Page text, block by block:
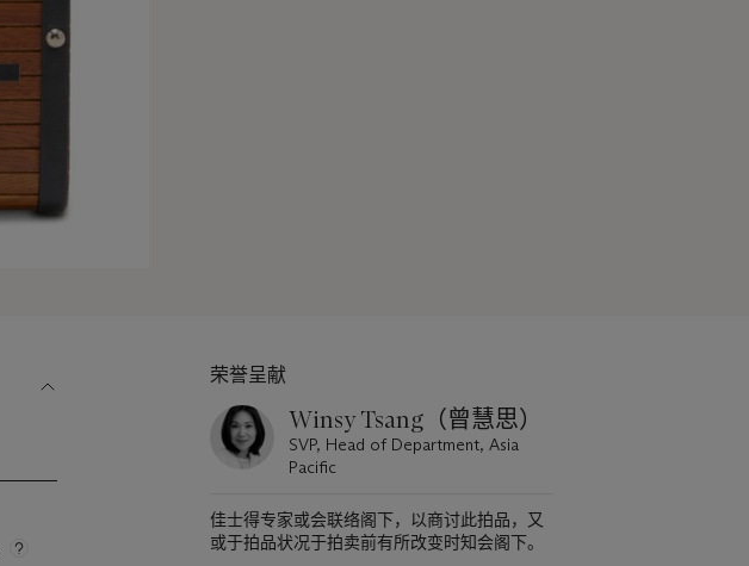
荣誉呈献
Winsy Tsang（曾慧思）
SVP, Head of Department, Asia
Pacific
佳士得专家或会联络阁下，以商讨此拍品，又
或于拍品状况于拍卖前有所改变时知会阁下。